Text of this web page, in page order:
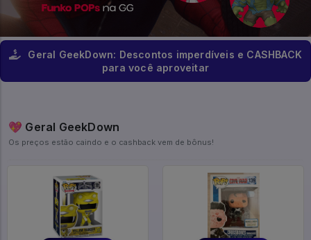
Geral GeekDown: Descontos imperdíveis e CASHBACK
para você aproveitar
💖 Geral GeekDown
Os preços estão caindo e o cashback vem de bônus!